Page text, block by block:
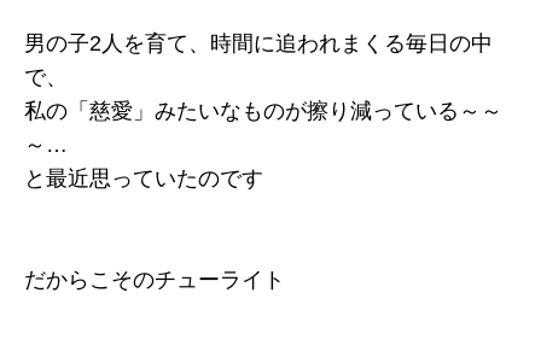
男の子2人を育て、時間に追われまくる毎日の中
で、
私の「慈愛」みたいなものが擦り減っている～～
～…
と最近思っていたのです
だからこそのチューライト